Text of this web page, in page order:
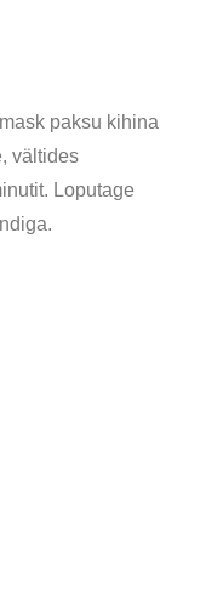
paksu kihina
vältides
Loputage